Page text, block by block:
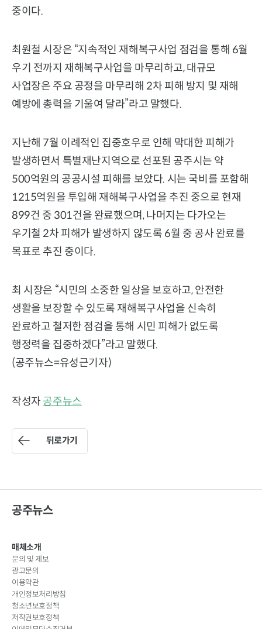
중이다.
최원철 시장은 “지속적인 재해복구사업 점검을 통해 6월
우기 전까지 재해복구사업을 마무리하고, 대규모
사업장은 주요 공정을 마무리해 2차 피해 방지 및 재해
예방에 총력을 기울여 달라”라고 말했다.
지난해 7월 이례적인 집중호우로 인해 막대한 피해가
발생하면서 특별재난지역으로 선포된 공주시는 약
500억원의 공공시설 피해를 보았다. 시는 국비를 포함해
1215억원을 투입해 재해복구사업을 추진 중으로 현재
899건 중 301건을 완료했으며, 나머지는 다가오는
우기철 2차 피해가 발생하지 않도록 6월 중 공사 완료를
목표로 추진 중이다.
최 시장은 “시민의 소중한 일상을 보호하고, 안전한
생활을 보장할 수 있도록 재해복구사업을 신속히
완료하고 철저한 점검을 통해 시민 피해가 없도록
행정력을 집중하겠다”라고 말했다.
(공주뉴스=유성근기자)
작성자 공주뉴스
뒤로가기
공주뉴스
매체소개
문의 및 제보
광고문의
이용약관
개인정보처리방침
청소년보호정책
저작권보호정책